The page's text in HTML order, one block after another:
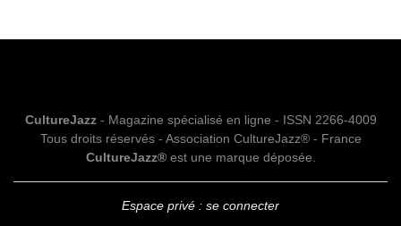
CultureJazz- Magazine spécialisé en ligne - ISSN 2266-4009
Tous droits réservés - Association CultureJazz® - France
CultureJazz®est une marque déposée.
Espace privé : se connecter